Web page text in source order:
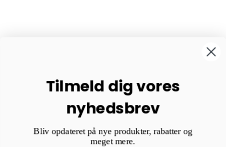
Tilmeld dig vores
nyhedsbrev
Bliv opdateret på nye produkter, rabatter og
meget mere.